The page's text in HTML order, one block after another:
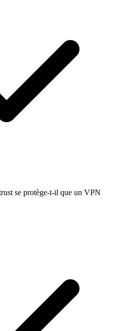
se protège-t-il que un VPN